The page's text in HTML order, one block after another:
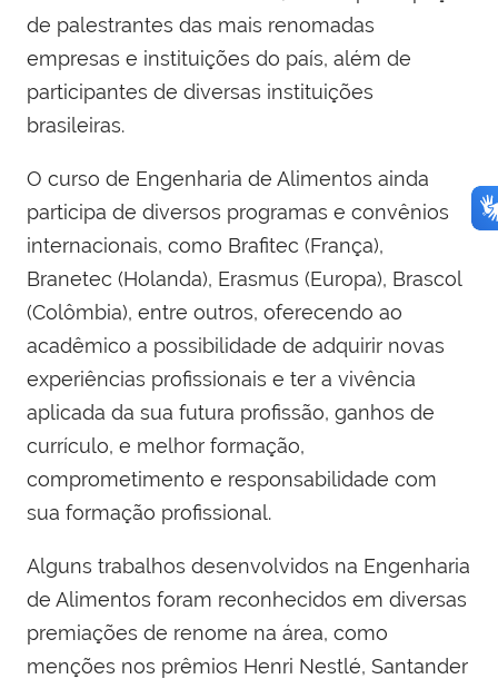
de palestrantes das mais renomadas
empresas e instituições do país, além de
participantes de diversas instituições
brasileiras.
O curso de Engenharia de Alimentos ainda
participa de diversos programas e convênios
internacionais, como Brafitec (França),
Branetec (Holanda), Erasmus (Europa), Brascol
(Colômbia), entre outros, oferecendo ao
acadêmico a possibilidade de adquirir novas
experiências profissionais e ter a vivência
aplicada da sua futura profissão, ganhos de
currículo, e melhor formação,
comprometimento e responsabilidade com
sua formação profissional.
Alguns trabalhos desenvolvidos na Engenharia
de Alimentos foram reconhecidos em diversas
premiações de renome na área, como
menções nos prêmios Henri Nestlé, Santander